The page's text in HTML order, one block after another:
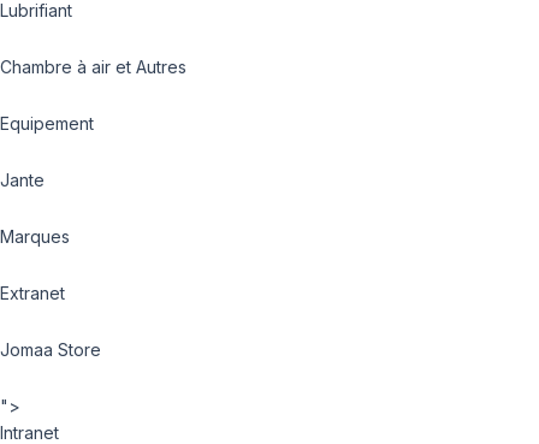
Lubrifiant
Chambre à air et Autres
Equipement
Jante
Marques
Extranet
Jomaa Store
">
Intranet